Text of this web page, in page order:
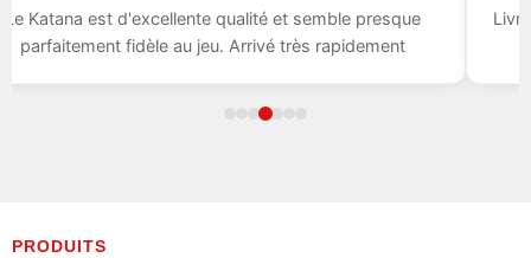
est d'excellente qualité et semble presque
fidèle au jeu. Arrivé très rapidement
Livraison
PRODUITS